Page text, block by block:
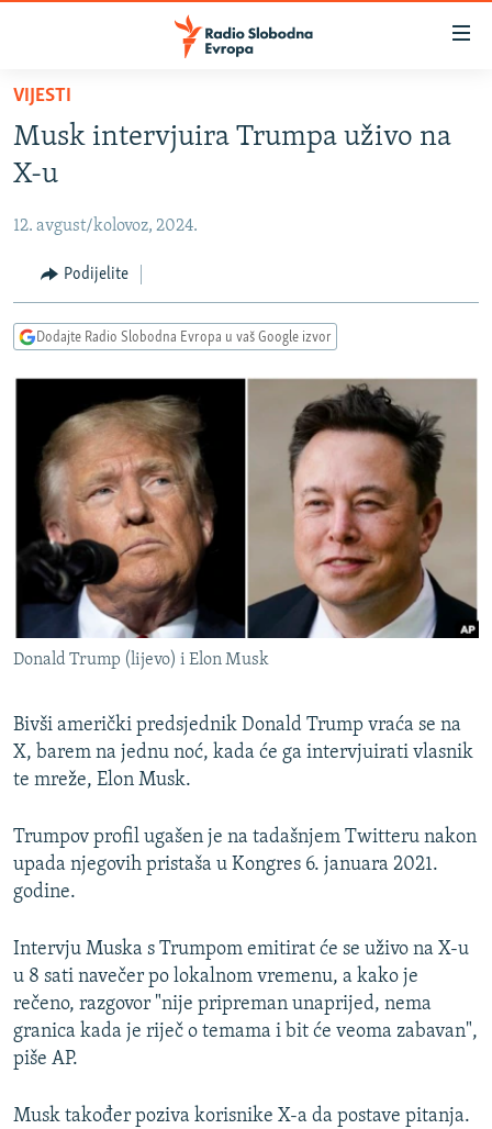
Pređite
glavni
sadržaj
na
navigaciju
Pređite
na
VIJESTI
BOSNA I HERCEGOVINA
KOSOVO
CRNA GORA
VIDEO
INFOGRAFIKE
PODCASTI
KINA NA BALKANU
RSE PRIČE IZ SVIJETA
ISPRIČAJ MI
DNEVNO@RSE
SPECIJALI RSE
VIŠE OD NASLOVA
GENOCID U SREBRENICI
POPLAVE I KLIZIŠTA U BIH 2024.
TV LIBERTY
POST SCRIPTUM
MOJA EVROPA
TRI DECENIJE OD RATA U BIH
NASTANAK I RASPAD JUGOSLAVIJE
PRATITE NAS
Sve RFE/RL stranice
VIJESTI
Musk intervjuira Trumpa uživo na
X-u
12. avgust/kolovoz, 2024.
Podijelite
Dodajte Radio Slobodna Evropa u vaš Google izvor
Donald Trump (lijevo) i Elon Musk
Bivši američki predsjednik Donald Trump vraća se na
X, barem na jednu noć, kada će ga intervjuirati vlasnik
te mreže, Elon Musk.
Trumpov profil ugašen je na tadašnjem Twitteru nakon
upada njegovih pristaša u Kongres 6. januara 2021.
godine.
Intervju Muska s Trumpom emitirat će se uživo na X-u
u 8 sati navečer po lokalnom vremenu, a kako je
rečeno, razgovor "nije pripreman unaprijed, nema
granica kada je riječ o temama i bit će veoma zabavan",
piše AP.
Musk također poziva korisnike X-a da postave pitanja.